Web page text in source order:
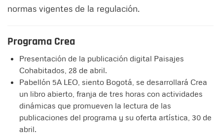
normas vigentes de la regulación.
Programa Crea
Presentación de la publicación digital Paisajes
Cohabitados, 28 de abril.
Pabellón 5A LEO, siento Bogotá, se desarrollará Crea
un libro abierto, franja de tres horas con actividades
dinámicas que promueven la lectura de las
publicaciones del programa y su oferta artística, 30 de
abril.